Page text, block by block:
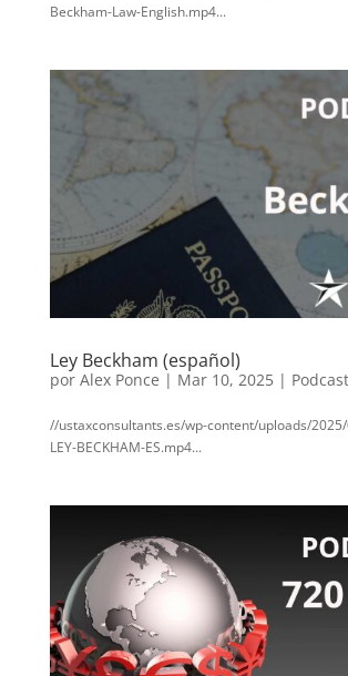
Beckham-Law-English.mp4...
Ley Beckham (español)
por Alex Ponce | Mar 10, 2025|
//ustaxconsultants.es/wp-content/uploads/2025/
LEY-BECKHAM-ES.mp4...